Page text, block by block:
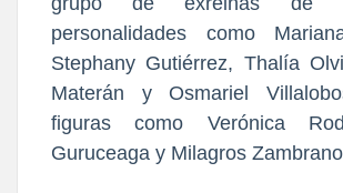
personalidades como
Stephany Gutiérrez, Thalía
Materán y Osmariel
figuras como Verónica
Guruceaga y Milagros